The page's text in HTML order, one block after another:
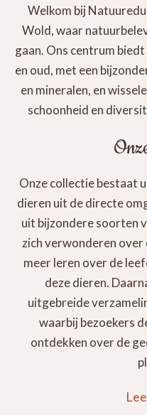
Welkom bij
Wold, waar
gaan. Ons centrum
en oud, met een
en mineralen, en
schoonheid en
Onze collectie bestaat
dieren uit de directe
uit bijzondere soorten
zich verwonderen
meer leren over de
deze dieren.
uitgebreide
waarbij bezoekers
ontdekken over de